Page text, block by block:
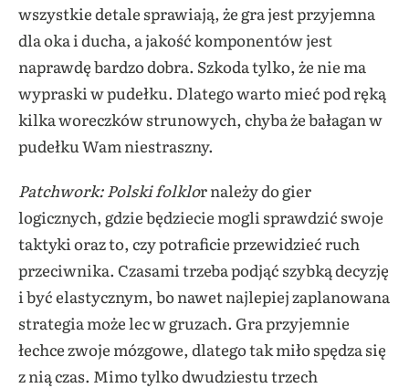
wszystkie detale sprawiają, że gra jest przyjemna
dla oka i ducha, a jakość komponentów jest
naprawdę bardzo dobra. Szkoda tylko, że nie ma
wypraski w pudełku. Dlatego warto mieć pod ręką
kilka woreczków strunowych, chyba że bałagan w
pudełku Wam niestraszny.
Patchwork: Polski folklor należy do gier
logicznych, gdzie będziecie mogli sprawdzić swoje
taktyki oraz to, czy potraficie przewidzieć ruch
przeciwnika. Czasami trzeba podjąć szybką decyzję
i być elastycznym, bo nawet najlepiej zaplanowana
strategia może lec w gruzach. Gra przyjemnie
łechce zwoje mózgowe, dlatego tak miło spędza się
z nią czas. Mimo tylko dwudziestu trzech